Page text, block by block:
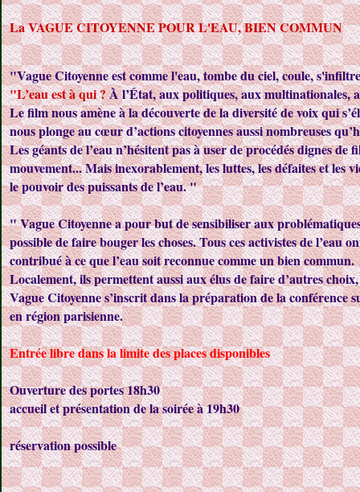
La VAGUE CITOYENNE POUR L'EAU, BIEN COMMUN
"Vague Citoyenne est comme l'eau, tombe du ciel, coule,
"L’eau est à qui ?À l’État, aux politiques, aux multinationales,
Le film nous amène à la découverte de la diversité de voix qui
nous plonge au cœur d’actions citoyennes aussi nombreuses
Les géants de l’eaun’hésitent pas à user de procédés dignes de
mouvement... Mais inexorablement, les luttes, les défaites et les
le pouvoir des puissants de l’eau. "
" Vague Citoyenne a pour but de sensibiliser aux
possible de faire bouger les choses. Tous ces activistes de l’eau
contribué à ce que l’eau soit reconnue comme un bien commun.
Localement, ils permettent aussi aux élus de faire d’autres
Vague Citoyenne s’inscrit dans la préparation de la conférence
en région parisienne.
Entrée libre dans la limite des places disponibles
Ouverture des portes 18h30
accueil et présentation de la soirée à 19h30
réservation possible